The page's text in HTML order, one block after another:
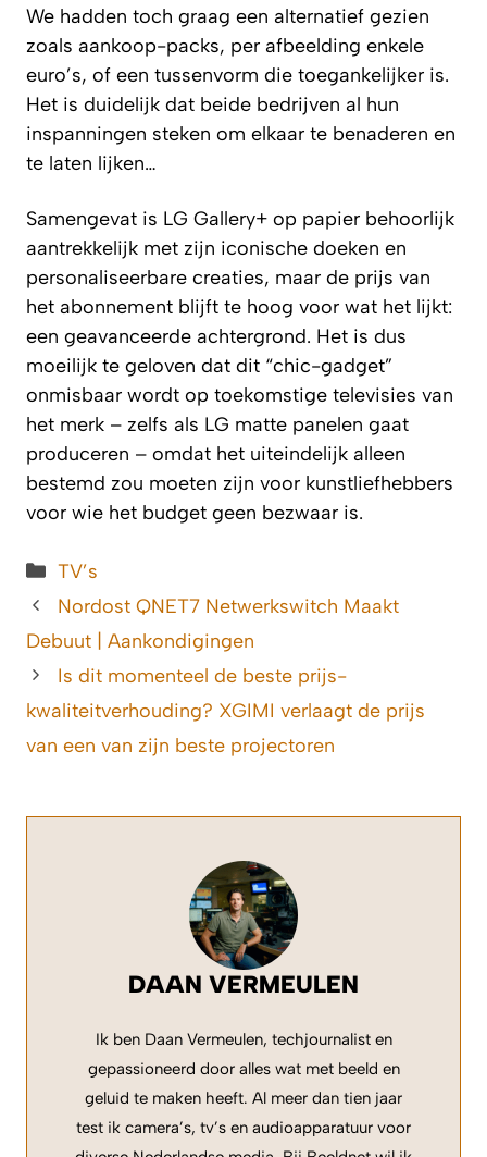
We hadden toch graag een alternatief gezien
zoals aankoop-packs, per afbeelding enkele
euro’s, of een tussenvorm die toegankelijker is.
Het is duidelijk dat beide bedrijven al hun
inspanningen steken om elkaar te benaderen en
te laten lijken…
Samengevat is LG Gallery+ op papier behoorlijk
aantrekkelijk met zijn iconische doeken en
personaliseerbare creaties, maar de prijs van
het abonnement blijft te hoog voor wat het lijkt:
een geavanceerde achtergrond. Het is dus
moeilijk te geloven dat dit “chic-gadget”
onmisbaar wordt op toekomstige televisies van
het merk – zelfs als LG matte panelen gaat
produceren – omdat het uiteindelijk alleen
bestemd zou moeten zijn voor kunstliefhebbers
voor wie het budget geen bezwaar is.
Categorieën
TV’s
Nordost QNET7 Netwerkswitch Maakt
Debuut | Aankondigingen
Is dit momenteel de beste prijs-
kwaliteitverhouding? XGIMI verlaagt de prijs
van een van zijn beste projectoren
DAAN VERMEULEN
Ik ben Daan Vermeulen, techjournalist en
gepassioneerd door alles wat met beeld en
geluid te maken heeft. Al meer dan tien jaar
test ik camera’s, tv’s en audioapparatuur voor